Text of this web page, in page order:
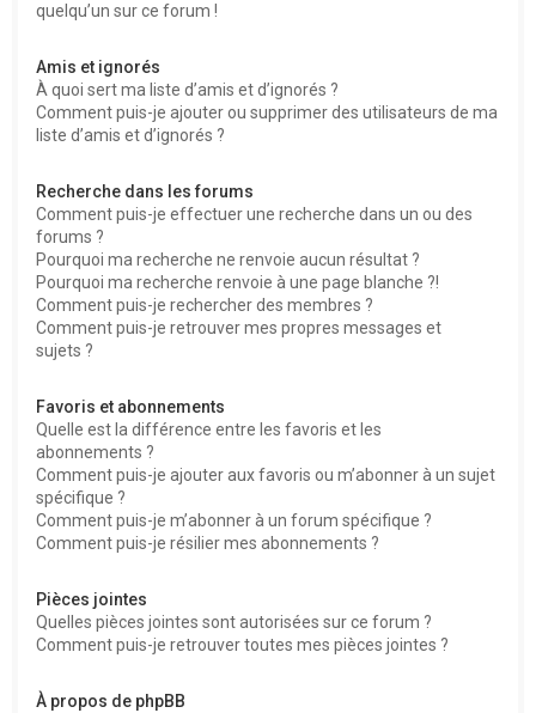
quelqu’un sur ce forum !
Amis et ignorés
À quoi sert ma liste d’amis et d’ignorés ?
Comment puis-je ajouter ou supprimer des utilisateurs de ma
liste d’amis et d’ignorés ?
Recherche dans les forums
Comment puis-je effectuer une recherche dans un ou des
forums ?
Pourquoi ma recherche ne renvoie aucun résultat ?
Pourquoi ma recherche renvoie à une page blanche ?!
Comment puis-je rechercher des membres ?
Comment puis-je retrouver mes propres messages et
sujets ?
Favoris et abonnements
Quelle est la différence entre les favoris et les
abonnements ?
Comment puis-je ajouter aux favoris ou m’abonner à un sujet
spécifique ?
Comment puis-je m’abonner à un forum spécifique ?
Comment puis-je résilier mes abonnements ?
Pièces jointes
Quelles pièces jointes sont autorisées sur ce forum ?
Comment puis-je retrouver toutes mes pièces jointes ?
À propos de phpBB